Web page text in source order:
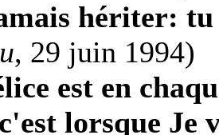
hériter: tu
, 29 juin 1994)
est en
lorsque Je